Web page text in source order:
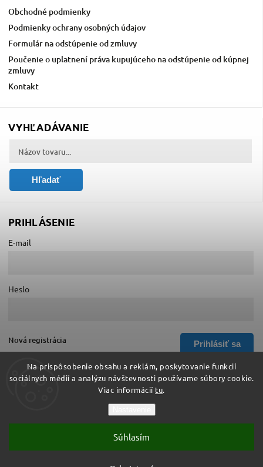
Na prispôsobenie obsahu a reklám, poskytovanie funkcií
sociálnych médií a analýzu návštevnosti používame súbory cookie.
Viac informácií tu.
Súhlasím
Obchodné podmienky
Podmienky ochrany osobných údajov
Formulár na odstúpenie od zmluvy
Poučenie o uplatnení práva kupujúceho na odstúpenie od kúpnej
zmluvy
Kontakt
VYHĽADÁVANIE
Hľadať
PRIHLÁSENIE
E-mail
Heslo
Prihlásiť sa
Nová registrácia
Zabudnuté heslo
Vytvoril Shoptet
Hurá do školy. Všetky práva vyhradené.
Upraviť nastavenie cookies
Shoptet| Design